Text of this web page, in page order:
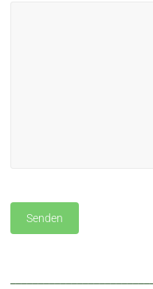
Bitte lasse dieses Feld leer.